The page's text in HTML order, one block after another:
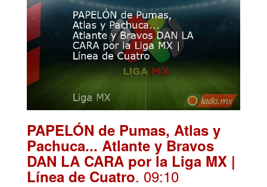
PAPELÓN de Pumas, Atlas y
Pachuca... Atlante y Bravos
DAN LA CARA por la Liga MX |
Línea de Cuatro. 09:10